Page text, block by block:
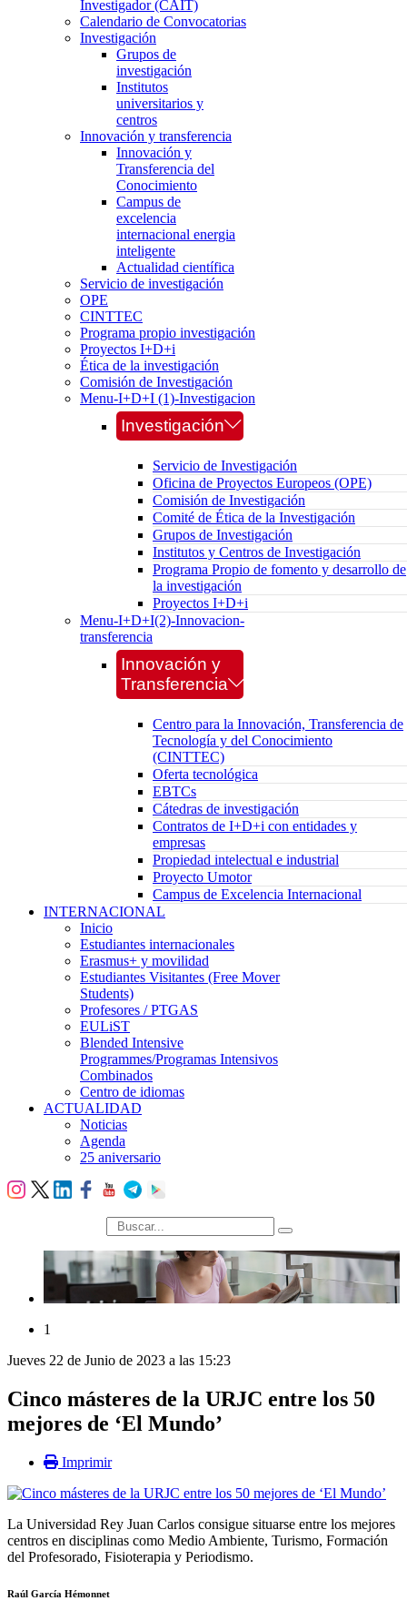
Investigador (CAIT)
Calendario de Convocatorias
Investigación
Grupos de
investigación
Institutos
universitarios y
centros
Innovación y transferencia
Innovación y
Transferencia del
Conocimiento
Campus de
excelencia
internacional energia
inteligente
Actualidad científica
Servicio de investigación
OPE
CINTTEC
Programa propio investigación
Proyectos I+D+i
Ética de la investigación
Comisión de Investigación
Menu-I+D+I (1)-Investigacion
Investigación
Servicio de Investigación
Oficina de Proyectos Europeos (OPE)
Comisión de Investigación
Comité de Ética de la Investigación
Grupos de Investigación
Institutos y Centros de Investigación
Programa Propio de fomento y desarrollo de
la investigación
Proyectos I+D+i
Menu-I+D+I(2)-Innovacion-
transferencia
Innovación y
Transferencia
Centro para la Innovación, Transferencia de
Tecnología y del Conocimiento
(CINTTEC)
Oferta tecnológica
EBTCs
Cátedras de investigación
Contratos de I+D+i con entidades y
empresas
Propiedad intelectual e industrial
Proyecto Umotor
Campus de Excelencia Internacional
INTERNACIONAL
Inicio
Estudiantes internacionales
Erasmus+ y movilidad
Estudiantes Visitantes (Free Mover
Students)
Profesores / PTGAS
EULiST
Blended Intensive
Programmes/Programas Intensivos
Combinados
Centro de idiomas
ACTUALIDAD
Noticias
Agenda
25 aniversario
búsqueda
1
Jueves 22 de Junio de 2023 a las 15:23
Cinco másteres de la URJC entre los 50
mejores de ‘El Mundo’
Imprimir
La Universidad Rey Juan Carlos consigue situarse entre los mejores
centros en disciplinas como Medio Ambiente, Turismo, Formación
del Profesorado, Fisioterapia y Periodismo.
Raúl García Hémonnet